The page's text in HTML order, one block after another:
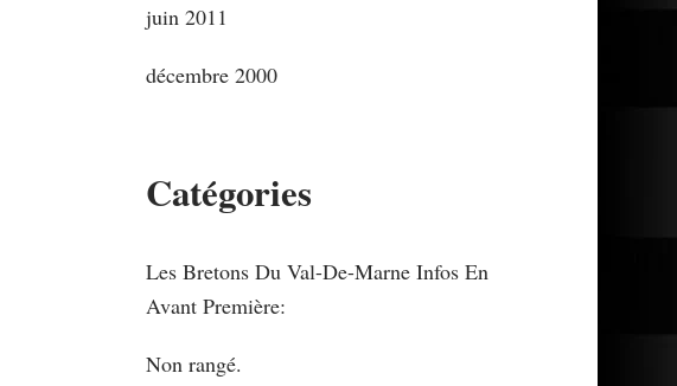
juin 2011
décembre 2000
Catégories
Les Bretons Du Val-De-Marne Infos En
Avant Première:
Non rangé.